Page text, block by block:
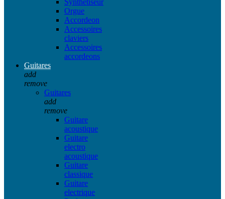
Orgue
Accordeon
Accessoires
claviers
Accessoires
accordeons
Guitares
add
remove
Guitares
add
remove
Guitare
acoustique
Guitare
electro
acoustique
Guitare
classique
Guitare
electrique